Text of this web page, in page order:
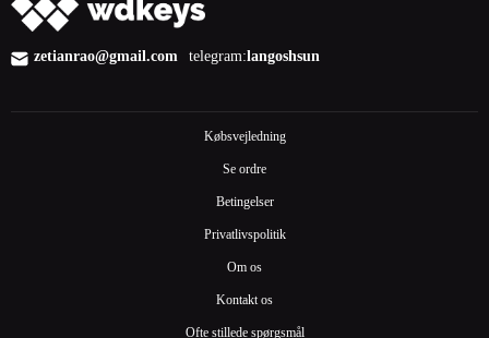
zetianrao@gmail.com telegram:langoshsun
Købsvejledning
Se ordre
Betingelser
Privatlivspolitik
Om os
Kontakt os
Ofte stillede spørgsmål